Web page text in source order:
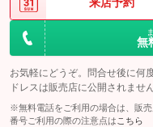
無
お気軽にどうぞ。問合せ後に何
ドレスは販売店に公開されません
※無料電話をご利用の場合は、販
番号ご利用の際の注意点は こちら